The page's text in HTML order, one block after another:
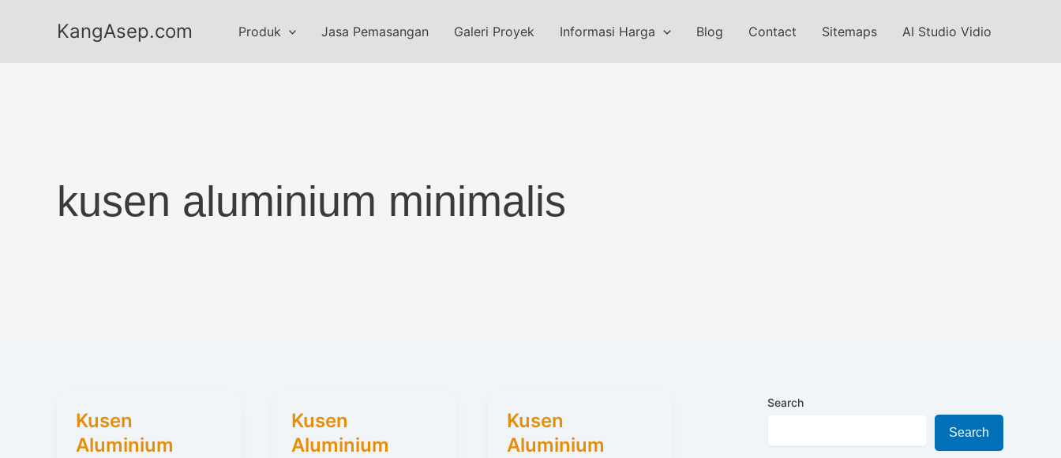
KangAsep.com Produk Jasa Pemasangan Galeri Proyek Informasi Harga Blog Contact Sitemaps AI Studio Vidio
kusen aluminium minimalis
Kusen
Aluminium
Kusen
Aluminium
Kusen
Aluminium
Search
Search